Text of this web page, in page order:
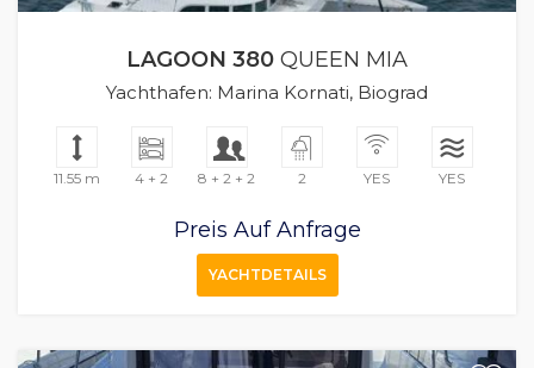
LAGOON 380 QUEEN MIA
Yachthafen: Marina Kornati, Biograd
11.55 m 4 + 2 8 + 2 + 2 2 YES YES
Preis Auf Anfrage
YACHTDETAILS